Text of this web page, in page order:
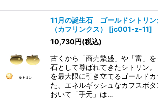
11月の誕生石 ゴールドシトリン
（カフリンクス）
[jc001-z-11]
10,730円(税込)
古くから「商売繁盛」や「富」
石として尊ばれてきたシトリン
を最大限に引き立てるゴールド
た、エネルギッシュなカフスボ
おいて「手元」は…